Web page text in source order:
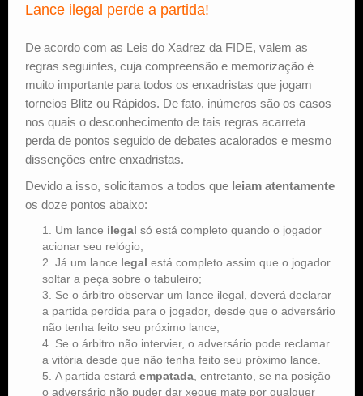
Lance ilegal perde a partida!
De acordo com as Leis do Xadrez da FIDE, valem as
regras seguintes, cuja compreensão e memorização é
muito importante para todos os enxadristas que jogam
torneios Blitz ou Rápidos. De fato, inúmeros são os casos
nos quais o desconhecimento de tais regras acarreta
perda de pontos seguido de debates acalorados e mesmo
dissenções entre enxadristas.
Devido a isso, solicitamos a todos que leiam atentamente
os doze pontos abaixo:
Um lance ilegal só está completo quando o jogador
acionar seu relógio;
Já um lance legal está completo assim que o jogador
soltar a peça sobre o tabuleiro;
Se o árbitro observar um lance ilegal, deverá declarar
a partida perdida para o jogador, desde que o adversário
não tenha feito seu próximo lance;
Se o árbitro não intervier, o adversário pode reclamar
a vitória desde que não tenha feito seu próximo lance.
A partida estará empatada , entretanto, se na posição
o adversário não puder dar xeque mate por qualquer